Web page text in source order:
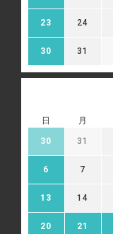
23 24
30 31
日 月
30 31
6 7
13 14
20 21